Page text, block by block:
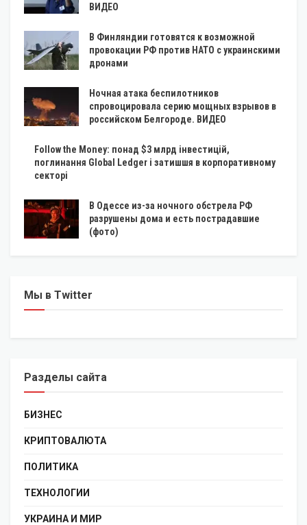
ВИДЕО
В Финляндии готовятся к возможной
провокации РФ против НАТО с украинскими
дронами
Ночная атака беспилотников
спровоцировала серию мощных взрывов в
российском Белгороде. ВИДЕО
Follow the Money: понад $3 млрд інвестицій,
поглинання Global Ledger і затишшя в корпоративному
секторі
В Одессе из-за ночного обстрела РФ
разрушены дома и есть пострадавшие
(фото)
Мы в Twitter
Разделы сайта
БИЗНЕС
КРИПТОВАЛЮТА
ПОЛИТИКА
ТЕХНОЛОГИИ
УКРАИНА И МИР